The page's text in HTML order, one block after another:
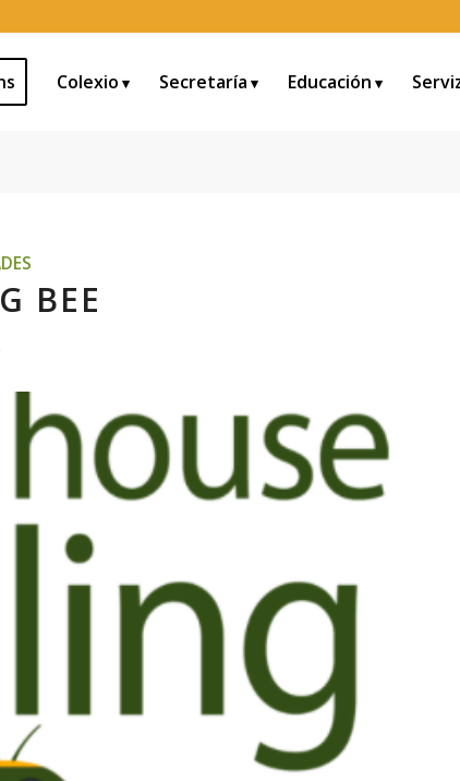
Colexio Secretaría Educación
BEE